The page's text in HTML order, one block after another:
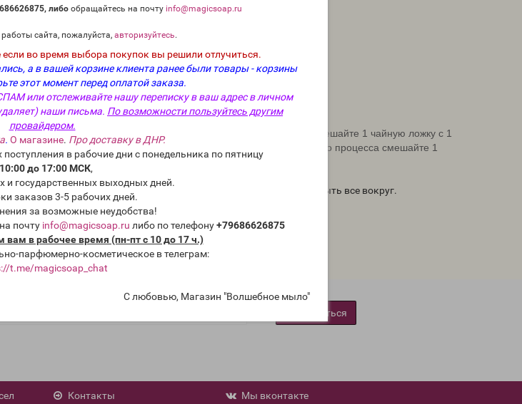
либо обращайтесь на почту info@magicsoap.ru
сайта, пожалуйста, авторизуйтесь.
во время выбора покупок вы решили отлучиться.
а в вашей корзине клиента ранее были товары - корзины
этот момент перед оплатой заказа.
или отслеживайте нашу переписку в ваш адрес в личном
наши письма. По возможности пользуйтесь другим
провайдером.
. О магазине. Про доставку в ДНР.
в рабочие дни с понедельника по пятницу
до 17:00 МСК,
и государственных выходных дней.
заказов 3-5 рабочих дней.
за возможные неудобства!
почту info@magicsoap.ru либо по телефону+79686626875
вам в рабочее время (пн-пт с 10 до 17 ч.)
парфюмерно-косметическое в телеграм:
t.me/magicsoap_chat
С любовью, Магазин "Волшебное мыло"
бомбочек для ванны и т. д. Чтобы растопить и налить мыло, смешайте 1 чайную ложку с 1
слюды за раз до расплавленного мыла.
Для холодного процесса смешайте 1
слюды за раз до расплавленного мыла.
что порошок легко пылит и в перламутре внезапно может быть все вокруг.
Подписаться
Контакты Мы вконтакте